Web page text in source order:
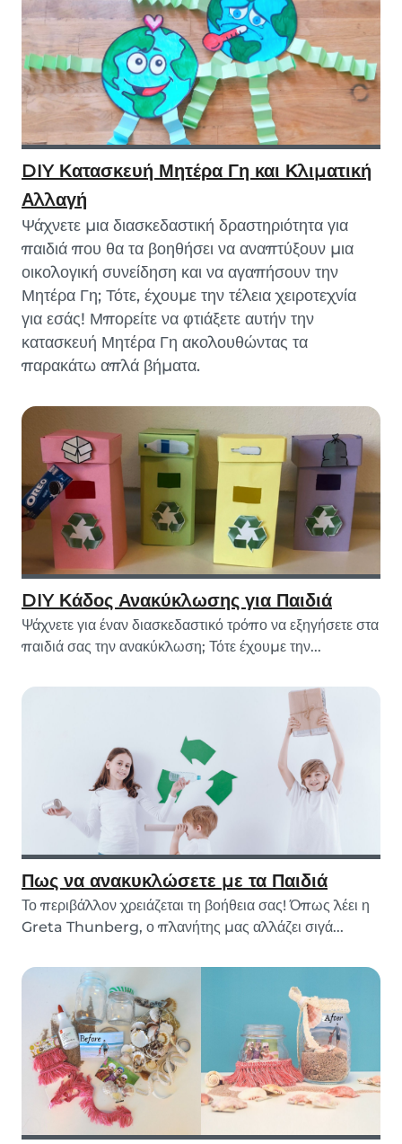
DIY Κατασκευή Μητέρα Γη και Κλιματική
Αλλαγή
Ψάχνετε μια διασκεδαστική δραστηριότητα για
παιδιά που θα τα βοηθήσει να αναπτύξουν μια
οικολογική συνείδηση και να αγαπήσουν την
Μητέρα Γη; Τότε, έχουμε την τέλεια χειροτεχνία
για εσάς! Μπορείτε να φτιάξετε αυτήν την
κατασκευή Μητέρα Γη ακολουθώντας τα
παρακάτω απλά βήματα.
DIY Κάδος Ανακύκλωσης για Παιδιά
Ψάχνετε για έναν διασκεδαστικό τρόπο να εξηγήσετε στα
παιδιά σας την ανακύκλωση; Τότε έχουμε την...
Πως να ανακυκλώσετε με τα Παιδιά
Το περιβάλλον χρειάζεται τη βοήθεια σας! Όπως λέει η
Greta Thunberg, ο πλανήτης μας αλλάζει σιγά...